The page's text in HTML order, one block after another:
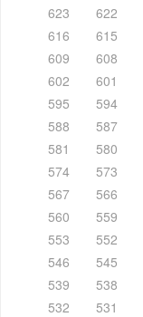
623
622
616
615
609
608
602
601
595
594
588
587
581
580
574
573
567
566
560
559
553
552
546
545
539
538
532
531